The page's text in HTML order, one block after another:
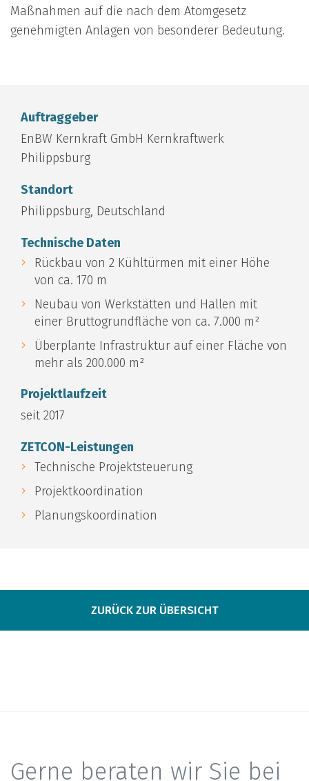
Maßnahmen auf die nach dem Atomgesetz
genehmigten Anlagen von besonderer Bedeutung.
Auftraggeber
EnBW Kernkraft GmbH Kernkraftwerk
Philippsburg
Standort
Philippsburg, Deutschland
Technische Daten
Rückbau von 2 Kühltürmen mit einer Höhe
von ca. 170 m
Neubau von Werkstätten und Hallen mit
einer Bruttogrundfläche von ca. 7.000 m²
Überplante Infrastruktur auf einer Fläche von
mehr als 200.000 m²
Projektlaufzeit
seit 2017
ZETCON-Leistungen
Technische Projektsteuerung
Projektkoordination
Planungskoordination
ZURÜCK ZUR ÜBERSICHT
Gerne beraten wir Sie bei